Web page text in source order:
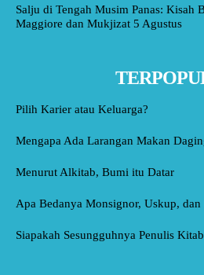
Salju di Tengah Musim Panas: Kisah
Maggiore dan Mukjizat 5 Agustus
Pilih Karier atau Keluarga?
Mengapa Ada Larangan Makan
Menurut Alkitab, Bumi itu Datar
Apa Bedanya Monsignor, Uskup, dan
Siapakah Sesungguhnya Penulis